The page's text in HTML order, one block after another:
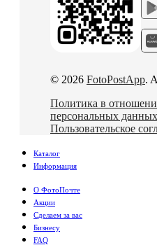
© 2026 FotoPostApp.
Политика в
персональных данных
Пользовательское
Каталог
Информация
О ФотоПочте
Акции
Сделаем за вас
Бизнесу
FAQ